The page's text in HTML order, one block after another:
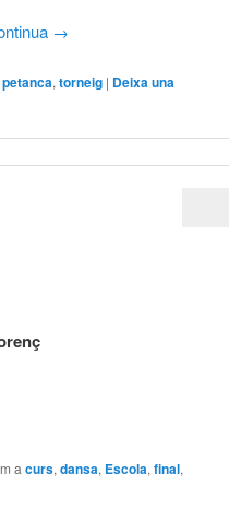
→
petanca,torneig | Deixa una
a curs,dansa, Escola,final,